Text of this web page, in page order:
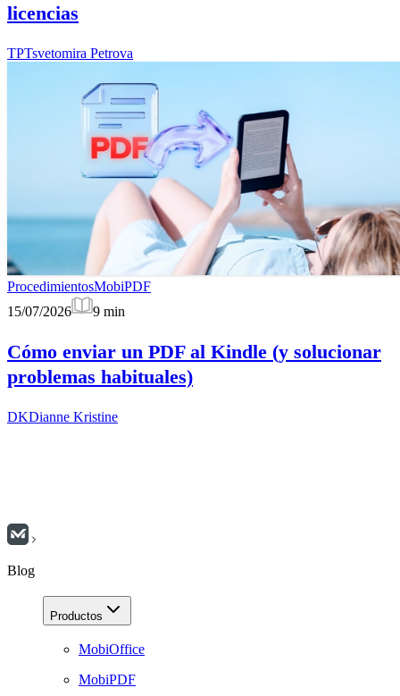
licencias
TPTsvetomira Petrova
ProcedimientosMobiPDF
15/07/2026
9 min
Cómo enviar un PDF al Kindle (y solucionar
problemas habituales)
DKDianne Kristine
Blog
Productos
MobiOffice
MobiPDF